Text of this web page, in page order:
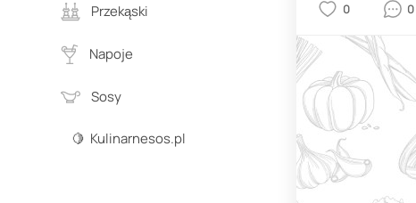
Przekąski
Napoje
Sosy
🍋 Kulinarnesos.pl
0 0